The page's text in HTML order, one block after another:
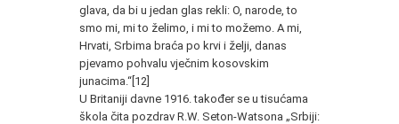
glava, da bi u jedan glas rekli: O, narode, to
smo mi, mi to že­limo, i mi to možemo. A mi,
Hrvati, Srbima braća po krvi i želji, danas
pjevamo pohvalu vječnim kosovskim
junacima.“[12]
U Britaniji davne 1916. također se u tisućama
škola čita poz­drav R.W. Seton-Watsona „Srbiji: